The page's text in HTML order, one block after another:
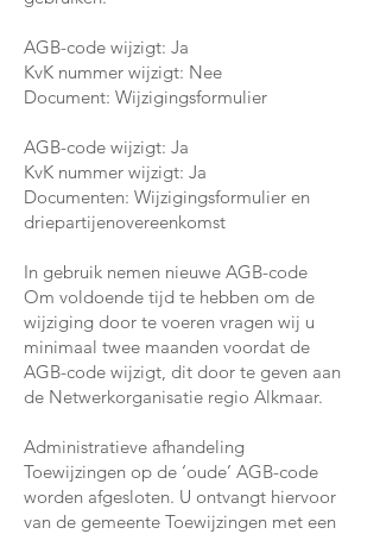
AGB-code wijzigt: Ja
KvK nummer wijzigt: Nee
Document: Wijzigingsformulier
AGB-code wijzigt: Ja
KvK nummer wijzigt: Ja
Documenten: Wijzigingsformulier en
driepartijenovereenkomst
In gebruik nemen nieuwe AGB-code
Om voldoende tijd te hebben om de
wijziging door te voeren vragen wij u
minimaal twee maanden voordat de
AGB-code wijzigt, dit door te geven aan
de Netwerkorganisatie regio Alkmaar.
Administratieve afhandeling
Toewijzingen op de ‘oude’ AGB-code
worden afgesloten. U ontvangt hiervoor
van de gemeente Toewijzingen met een